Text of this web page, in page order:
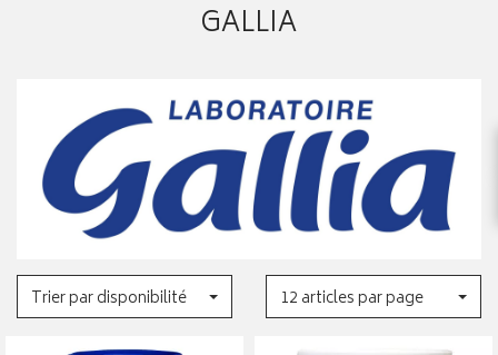
GALLIA
Trier par disponibilité 12 articles par page